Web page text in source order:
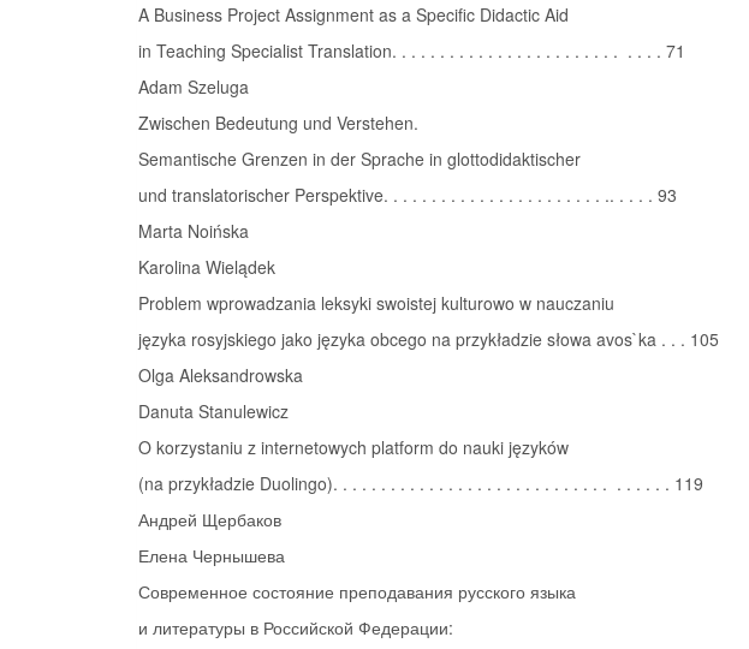
A Business Project Assignment as a Specific Didactic Aid
in Teaching Specialist Translation. . . . . . . . . . . . . . . . . . . . . . . . . . . . 71
Adam Szeluga
Zwischen Bedeutung und Verstehen.
Semantische Grenzen in der Sprache in glottodidaktischer
und translatorischer Perspektive. . . . . . . . . . . . . . . . . . . . . . . .. . . . . 93
Marta Noińska
Karolina Wielądek
Problem wprowadzania leksyki swoistej kulturowo w nauczaniu
języka rosyjskiego jako języka obcego na przykładzie słowa avos`ka . . . 105
Olga Aleksandrowska
Danuta Stanulewicz
O korzystaniu z internetowych platform do nauki języków
(na przykładzie Duolingo). . . . . . . . . . . . . . . . . . . . . . . . . . . . . . . . . . . 119
Андрей Щербаков
Елена Чернышева
Современное состояние преподавания русского языка
и литературы в Российской Федерации: